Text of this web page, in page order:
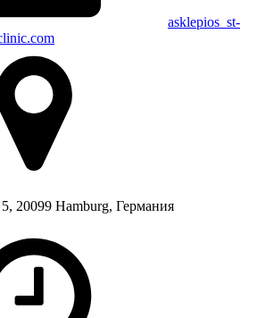
asklepios_st-
20099 Hamburg, Германия